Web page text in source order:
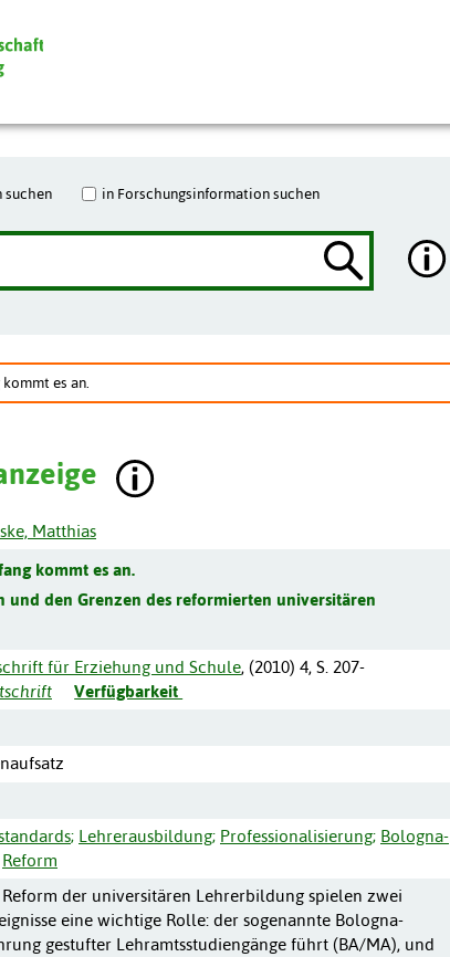
suchen in Forschungsinformation suchen
es an.
Matthias
kommt es an.
und den Grenzen des reformierten universitären
für Erziehung und Schule, (2010) 4, S. 207-
Verfügbarkeit
; Lehrerausbildung; Professionalisierung; Bologna-
Reform
der universitären Lehrerbildung spielen zwei
eine wichtige Rolle: der sogenannte Bologna-
gestufter Lehramtsstudiengänge führt (BA/MA), und